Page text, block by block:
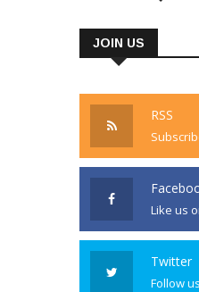
JOIN US
RSS
Like us
Twitter
Follow